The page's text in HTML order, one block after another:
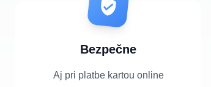
Bezpečne
Aj pri platbe kartou online